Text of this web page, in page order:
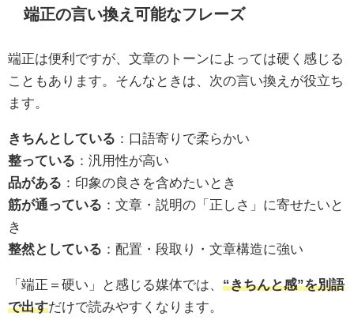
端正の言い換え可能なフレーズ
端正は便利ですが、文章のトーンによっては硬く感じる
こともあります。そんなときは、次の言い換えが役立ち
ます。
きちんとしている ：口語寄りで柔らかい
整っている ：汎用性が高い
品がある ：印象の良さを含めたいとき
筋が通っている ：文章・説明の「正しさ」に寄せたいと
き
整然としている ：配置・段取り・文章構造に強い
「端正＝硬い」と感じる媒体では、 “きちんと感”を別語
で出すだけで読みやすくなります。